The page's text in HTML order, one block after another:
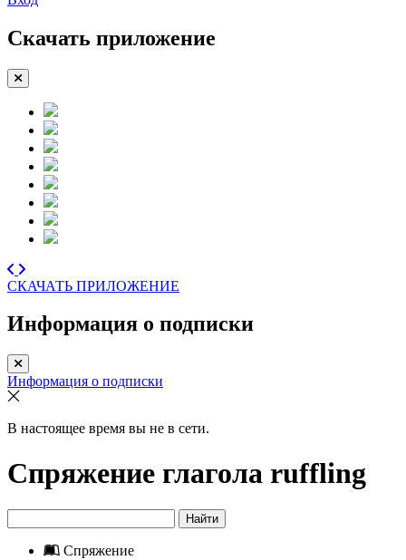
Скачать приложение
СКАЧАТЬ ПРИЛОЖЕНИЕ
Информация о подписки
Информация о подписки
В настоящее время вы не в сети.
Спряжение глагола ruffling
Найти
Спряжение